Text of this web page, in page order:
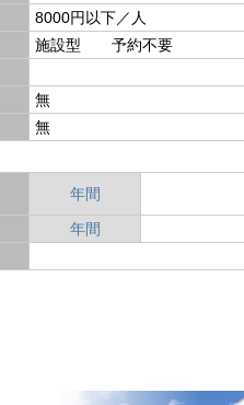
8000円以下／人
施設型 予約不要
無
無
年間
年間